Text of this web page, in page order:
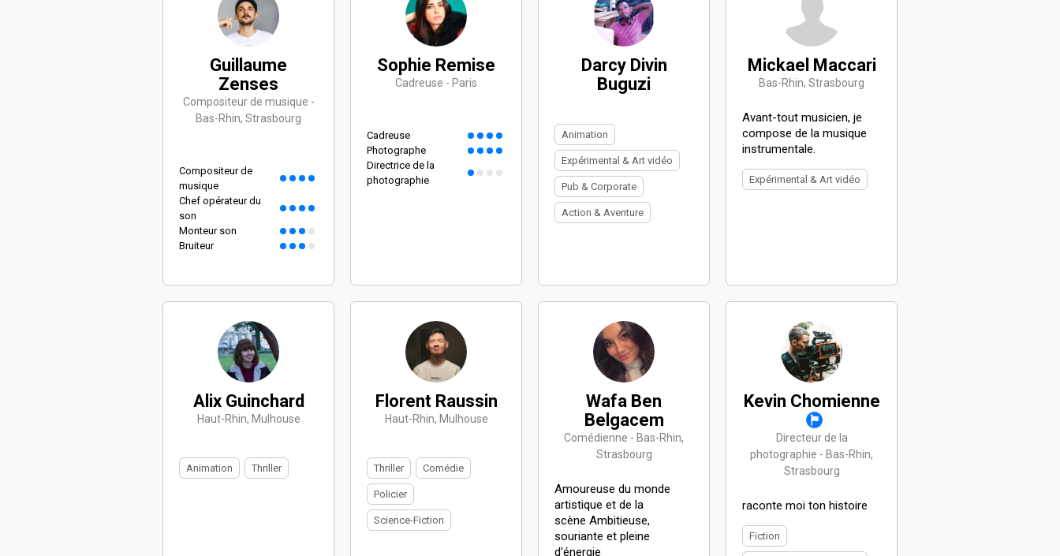
Guillaume
Zenses
Compositeur de musique -
Bas-Rhin, Strasbourg
Compositeur de
musique
Chef opérateur du
son
Monteur son
Bruiteur
Sophie Remise
Cadreuse - Paris
Cadreuse
Photographe
Directrice de la
photographie
Darcy Divin
Buguzi
Animation
Expérimental & Art vidéo
Pub & Corporate
Action & Aventure
Mickael Maccari
Bas-Rhin, Strasbourg
Avant-tout musicien, je
compose de la musique
instrumentale.
Expérimental & Art vidéo
Alix Guinchard
Haut-Rhin, Mulhouse
Animation Thriller
Florent Raussin
Haut-Rhin, Mulhouse
Thriller Comédie
Policier
Science-Fiction
Wafa Ben
Belgacem
Comédienne - Bas-Rhin,
Strasbourg
Amoureuse du monde
artistique et de la
scène Ambitieuse,
souriante et pleine
d'énergie
Kevin Chomienne
Directeur de la
photographie - Bas-Rhin,
Strasbourg
raconte moi ton histoire
Fiction